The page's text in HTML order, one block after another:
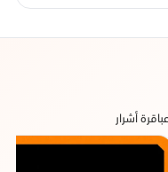
أشرار